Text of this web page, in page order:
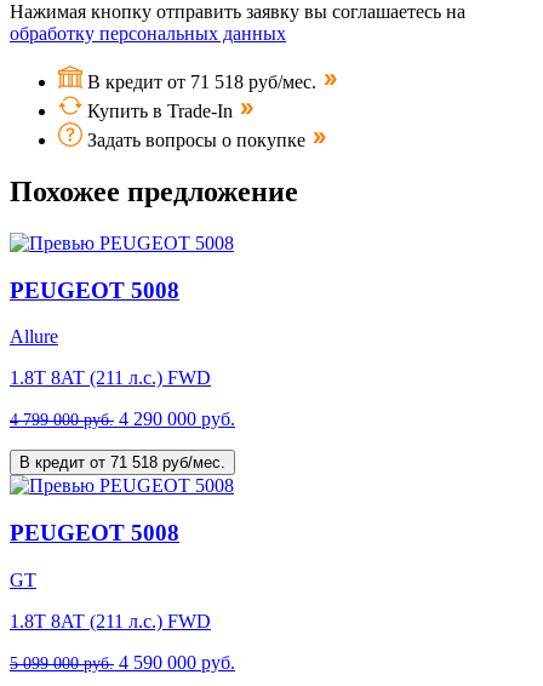
Нажимая кнопку отправить заявку вы соглашаетесь на
обработку персональных данных
В кредит от 71 518 руб/мес.
Купить в Trade-In
Задать вопросы о покупке
Похожее предложение
PEUGEOT 5008
Allure
1.8T 8AT (211 л.с.) FWD
4 799 000 руб. 4 290 000 руб.
В кредит от 71 518 руб/мес.
PEUGEOT 5008
GT
1.8T 8AT (211 л.с.) FWD
5 099 000 руб. 4 590 000 руб.